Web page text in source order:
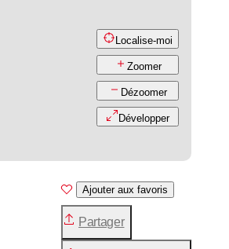
Localise-moi
Zoomer
Dézoomer
Développer
Ajouter aux favoris
Partager